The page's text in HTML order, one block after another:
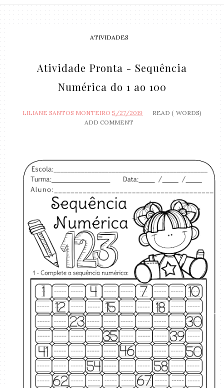
ATIVIDADES
Atividade Pronta - Sequência
Numérica do 1 ao 100
LILIANE SANTOS MONTEIRO 5/27/2019 READ ( WORDS)
ADD COMMENT